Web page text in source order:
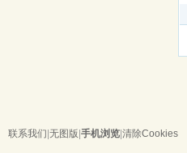
联系我们 无图版 手机浏览 清除Cookies